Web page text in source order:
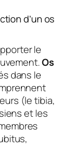
d’un os
le
Os
dans le
(le tibia,
et les